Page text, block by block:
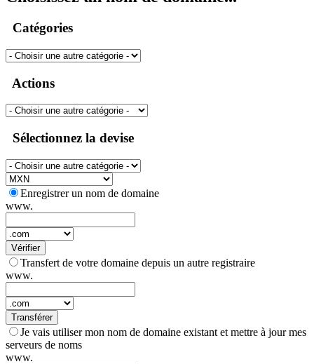
Catégories
Actions
Sélectionnez la devise
Enregistrer un nom de domaine
www.
Vérifier
Transfert de votre domaine depuis un autre registraire
www.
Transférer
Je vais utiliser mon nom de domaine existant et mettre à jour mes
serveurs de noms
www.